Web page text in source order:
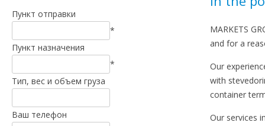
MARKETS
and for a
Our
with
container
Our services
Пункт отправки
*
Пункт назначения
*
Тип, вес и объем груза
Ваш телефон